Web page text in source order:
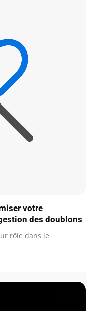
votre
des doublons
rôle dans le